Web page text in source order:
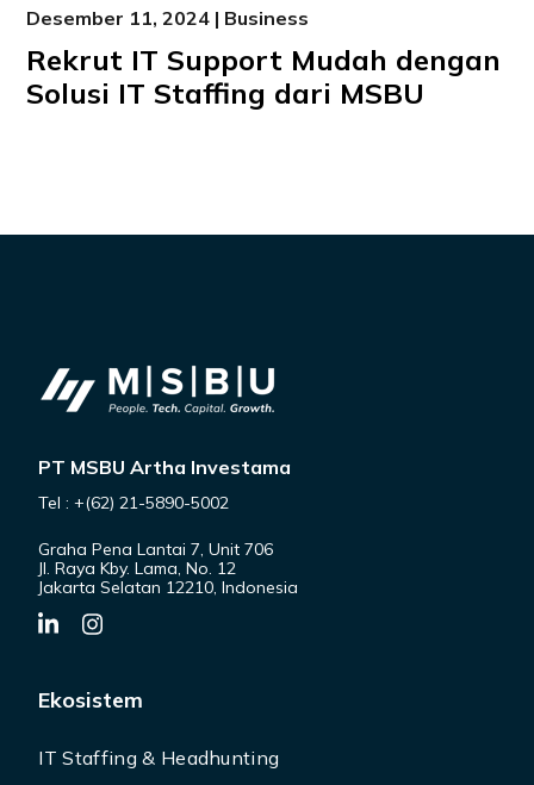
Desember 11, 2024 | Business
Rekrut IT Support Mudah dengan
Solusi IT Staffing dari MSBU
PT MSBU Artha Investama
Tel : +(62) 21-5890-5002
Graha Pena Lantai 7, Unit 706
Jl. Raya Kby. Lama, No. 12
Jakarta Selatan 12210, Indonesia
Ekosistem
IT Staffing & Headhunting